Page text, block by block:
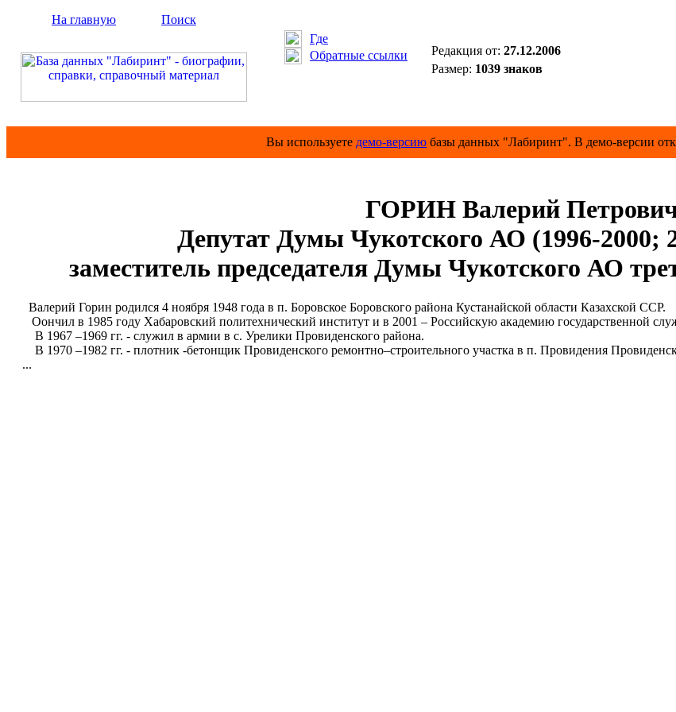
На главную
Поиск
Где
Обратные ссылки
Редакция от: 27.12.2006
Размер: 1039 знаков
Вы используете демо-версию базы данных "Лабиринт". В демо-версии
ГОРИН Валерий
Депутат Думы Чукотского АО (1996-2000;
заместитель председателя Думы Чукотского АО
Валерий Горин родился 4 ноября 1948 года в п. Боровское Боровского района Кустанайской области Казахской ССР.
Оончил в 1985 году Хабаровский политехнический институт и в 2001 – Российскую академию государственной
В 1967 –1969 гг. - служил в армии в с. Урелики Провиденского района.
В 1970 –1982 гг. - плотник -бетонщик Провиденского ремонтно–строительного участка в п. Провидения
...